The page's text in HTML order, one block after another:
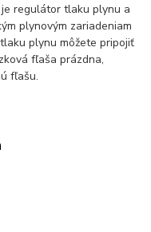
regulátor tlaku plynu a
plynovým zariadeniam
plynu môžete pripojiť
fľaša prázdna,
fľašu.